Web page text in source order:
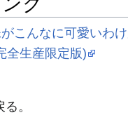
こんなに可愛いわ
全生産限定版)
。